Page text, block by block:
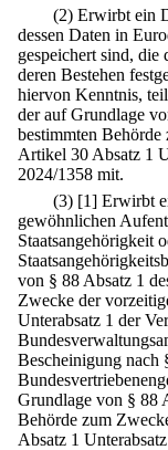
(2) Erwirbt ein
dessen Daten in
gespeichert sind, die
deren Bestehen
hiervon Kenntnis,
der auf Grundlage
bestimmten
Artikel 30 Absatz 1
2024/1358 mit.
(3) [1] Erwirbt
gewöhnlichen
Staatsangehörigkeit
von § 88 Absatz 1
Zwecke der
Unterabsatz 1 der
Bescheinigung nach
Grundlage von § 88
Behörde zum
Absatz 1